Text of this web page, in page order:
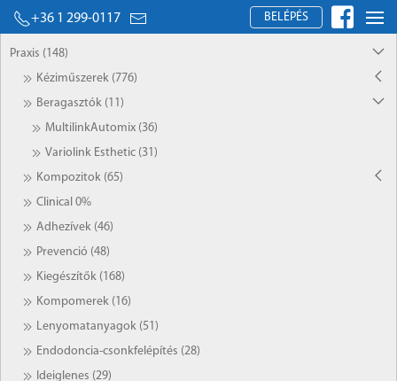
+36 1 299-0117 BELÉPÉS
Praxis (148)
Kéziműszerek (776)
Beragasztók (11)
MultilinkAutomix (36)
Variolink Esthetic (31)
Kompozitok (65)
Clinical 0%
Adhezívek (46)
Prevenció (48)
Kiegészítők (168)
Kompomerek (16)
Lenyomatanyagok (51)
Endodoncia-csonkfelépítés (28)
Ideiglenes (29)